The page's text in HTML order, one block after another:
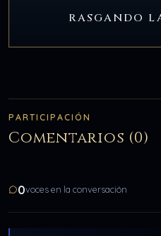
RASGANDO
PARTICIPACIÓN
Comentarios (0)
0voces en la conversación